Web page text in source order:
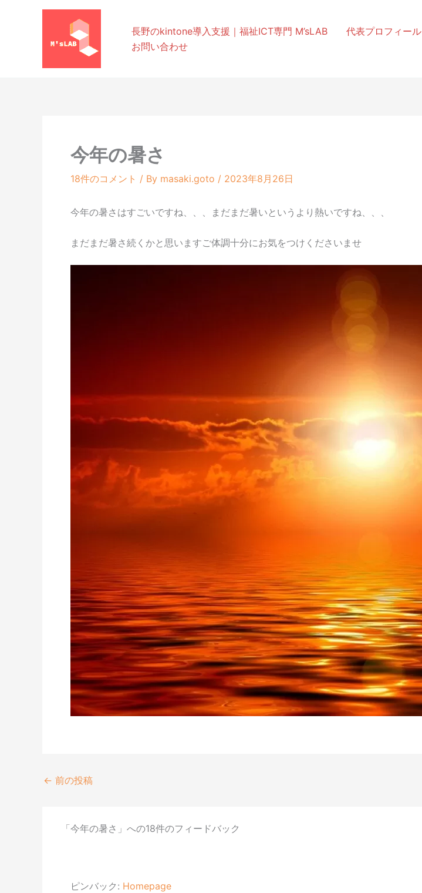
長野のkintone導入支援｜福祉ICT専門 M’sLAB 代表プロフィール
お問い合わせ
今年の暑さ
18件のコメント / By masaki.goto / 2023年8月26日
今年の暑さはすごいですね、、、まだまだ暑いというより熱いですね、、、
まだまだ暑さ続くかと思いますご体調十分にお気をつけくださいませ
← 前の投稿
「今年の暑さ」への18件のフィードバック
ピンバック: Homepage